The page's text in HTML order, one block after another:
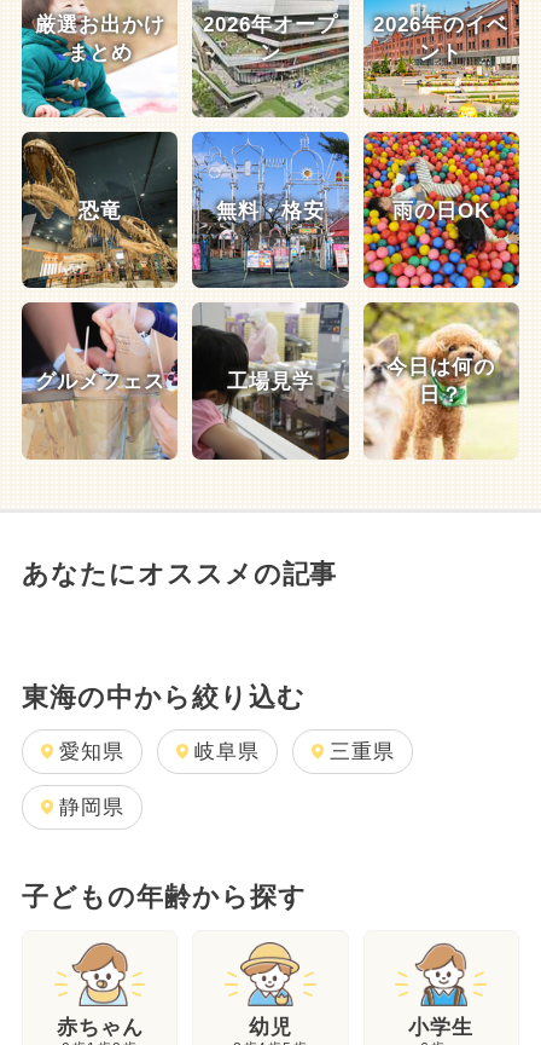
厳選お出かけ
まとめ
2026年オープ
ン
2026年のイベ
ント
恐竜 無料・格安 雨の日OK
グルメフェス 工場見学
今日は何の
日？
あなたにオススメの記事
東海の中から絞り込む
愛知県 岐阜県 三重県
静岡県
子どもの年齢から探す
赤ちゃん 幼児 小学生